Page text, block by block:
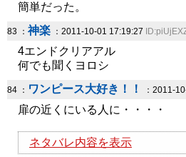
簡単だった。
83 ： 神楽 ：2011-10-01 17:19:27
4エンドクリアアル
何でも聞くヨロシ
84 ： ワンピース大好き！！ ：2011-
扉の近くにいる人に・・・・
ネタバレ内容を表示